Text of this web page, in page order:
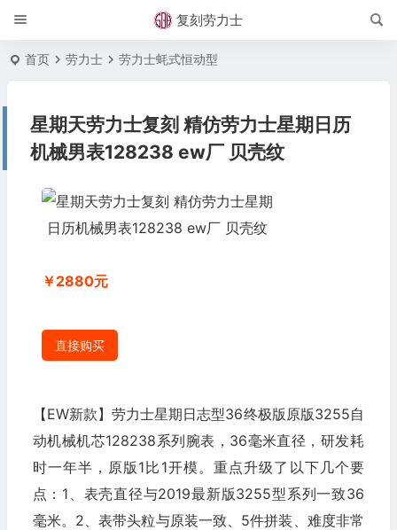
复刻劳力士
首页 劳力士 劳力士蚝式恒动型
星期天劳力士复刻 精仿劳力士星期日历
机械男表128238 ew厂 贝壳纹
￥2880元
直接购买
【EW新款】劳力士星期日志型36终极版原版3255自
动机械机芯128238系列腕表，36毫米直径，研发耗
时一年半，原版1比1开模。重点升级了以下几个要
点：1、表壳直径与2019最新版3255型系列一致36
毫米。2、表带头粒与原装一致、5件拼装、难度非常